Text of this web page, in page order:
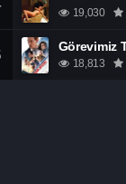
19,030
18,813